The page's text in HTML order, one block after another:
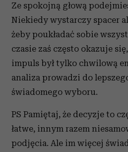
Ze spokojną głową
Niekiedy wystarczy spacer
żeby poukładać sobie
czasie zaś często okazuje
impuls był tylko chwilową
analiza prowadzi do
świadomego wyboru.
PS Pamiętaj, że decyzje to
łatwe, innym razem
podjęcia. Ale im więcej